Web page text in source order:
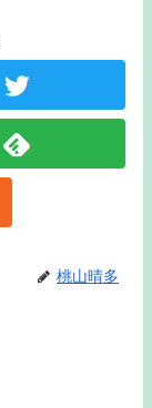
桃山晴多